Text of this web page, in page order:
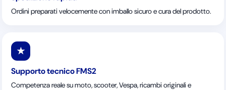
Ordini preparati velocemente con imballo sicuro e cura del prodotto.
★
Supporto tecnico FMS2
Competenza reale su moto, scooter, Vespa, ricambi originali e